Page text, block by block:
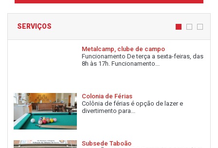
SERVIÇOS
Metalcamp, clube de campo
Funcionamento De terça a sexta-feiras, das
8h às 17h. Funcionamento...
Colonia de Férias
Colônia de férias é opção de lazer e
divertimento para...
Subsede Taboão